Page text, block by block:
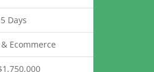
Days
Ecommerce